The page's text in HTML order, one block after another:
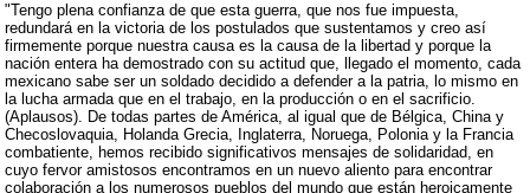
"Tengo plena confianza de que esta guerra, que nos fue impuesta,
redundará en la victoria de los postulados que sustentamos y creo así
firmemente porque nuestra causa es la causa de la libertad y porque la
nación entera ha demostrado con su actitud que, llegado el momento, cada
mexicano sabe ser un soldado decidido a defender a la patria, lo mismo en
la lucha armada que en el trabajo, en la producción o en el sacrificio.
(Aplausos). De todas partes de América, al igual que de Bélgica, China y
Checoslovaquia, Holanda Grecia, Inglaterra, Noruega, Polonia y la Francia
combatiente, hemos recibido significativos mensajes de solidaridad, en
cuyo fervor amistosos encontramos en un nuevo aliento para encontrar
colaboración a los numerosos pueblos del mundo que están heroicamente